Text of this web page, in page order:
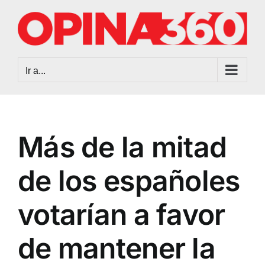
contenido
Ir a...
Más de la mitad
de los españoles
votarían a favor
de mantener la